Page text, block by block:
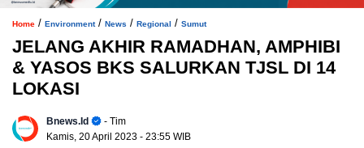
Home / Environment/ News / Regional / Sumut
JELANG AKHIR RAMADHAN, AMPHIBI
& YASOS BKS SALURKAN TJSL DI 14
LOKASI
Bnews.id
- Tim
Kamis, 20 April 2023 - 23:55 WIB